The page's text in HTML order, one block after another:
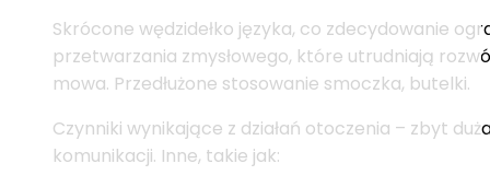
Skrócone wędzidełko języka, co zdecydowanie
przetwarzania zmysłowego, które utrudniają
mowa. Przedłużone stosowanie smoczka, butelki.
Czynniki wynikające z działań otoczenia – zbyt
komunikacji. Inne, takie jak: